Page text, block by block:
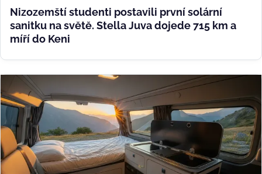
Nizozemští studenti postavili první solární
sanitku na světě. Stella Juva dojede 715 km a
míří do Keni